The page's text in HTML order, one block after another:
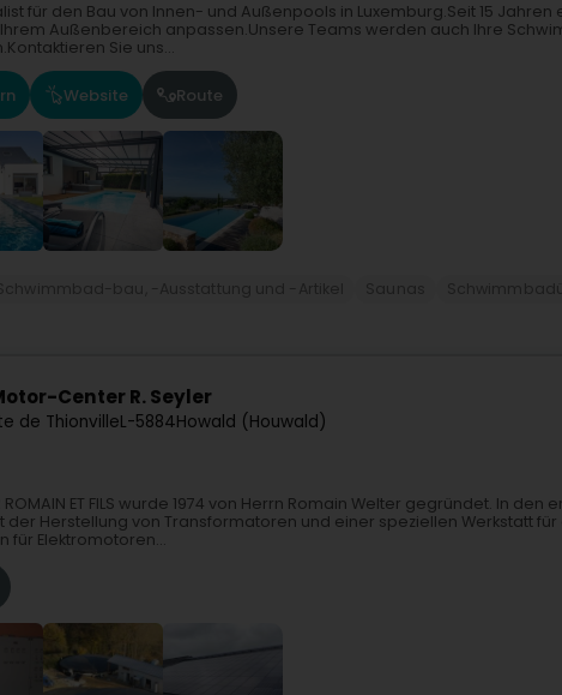
für den Bau von Innen- und Außenpools in Luxemburg.Seit 15 Jahren
Außenbereich anpassen.Unsere Teams werden auch Ihre
Sie uns...
Website Route
Center R. Seyler
de ThionvilleL-5884Howald (Houwald)
ROMAIN ET FILS wurde 1974 von Herrn Romain Welter gegründet. In den
Herstellung von Transformatoren und einer speziellen Werkstatt für
für Elektromotoren...